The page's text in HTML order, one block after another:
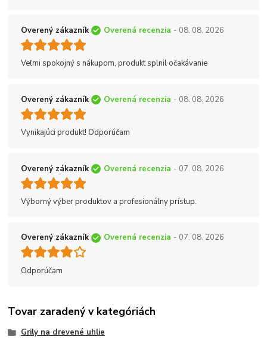
Overený zákazník Overená recenzia - 08. 08. 2026
Veľmi spokojný s nákupom, produkt splnil očakávanie
Overený zákazník Overená recenzia - 08. 08. 2026
Vynikajúci produkt! Odporúčam
Overený zákazník Overená recenzia - 07. 08. 2026
Výborný výber produktov a profesionálny prístup.
Overený zákazník Overená recenzia - 07. 08. 2026
Odporúčam
Tovar zaradený v kategóriách
Grily na drevené uhlie